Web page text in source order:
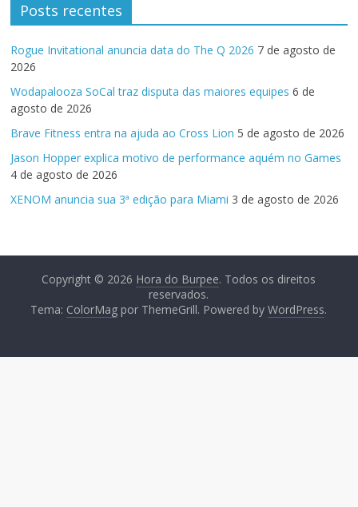
Posts recentes
Rogue Invitational anuncia data do The Q 2026 7 de agosto de
2026
Wodapalooza SoCal traz disputa das maiores equipes 6 de
agosto de 2026
Brave Fitness entra na ajuda ao Cross Lion 5 de agosto de 2026
Jason Hopper explica motivo de performance aquém no Games
4 de agosto de 2026
XENOM anuncia sua 3ª edição para Miami 3 de agosto de 2026
Copyright © 2026 Hora do Burpee. Todos os direitos
reservados.
Tema: ColorMag por ThemeGrill. Powered byWordPress.